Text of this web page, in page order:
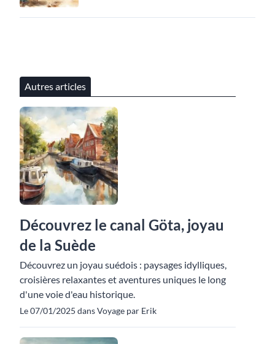
Autres articles
Découvrez le canal Göta, joyau
de la Suède
Découvrez un joyau suédois : paysages idylliques,
croisières relaxantes et aventures uniques le long
d'une voie d'eau historique.
Le 07/01/2025 dans Voyage par Erik